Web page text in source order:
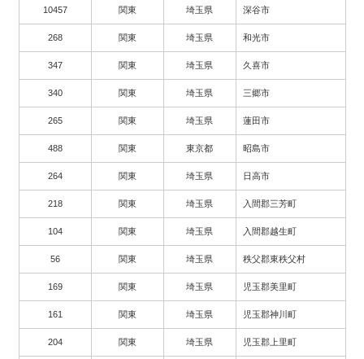
10457 関東 埼玉県 深谷市
268 関東 埼玉県 和光市
347 関東 埼玉県 久喜市
340 関東 埼玉県 三郷市
265 関東 埼玉県 蓮田市
488 関東 東京都 昭島市
264 関東 埼玉県 日高市
218 関東 埼玉県 入間郡三芳町
104 関東 埼玉県 入間郡越生町
56 関東 埼玉県 秩父郡東秩父村
169 関東 埼玉県 児玉郡美里町
161 関東 埼玉県 児玉郡神川町
204 関東 埼玉県 児玉郡上里町